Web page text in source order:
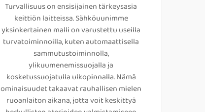
Turvallisuus on ensisijainen tärkeysasia
keittiön laitteissa. Sähköuunimme
yksinkertainen malli on varustettu useilla
turvatoiminnoilla, kuten automaattisella
sammutustoiminnolla,
ylikuumenemissuojalla ja
kosketussuojatulla ulkopinnalla. Nämä
ominaisuudet takaavat rauhallisen mielen
ruoanlaiton aikana, jotta voit keskittyä